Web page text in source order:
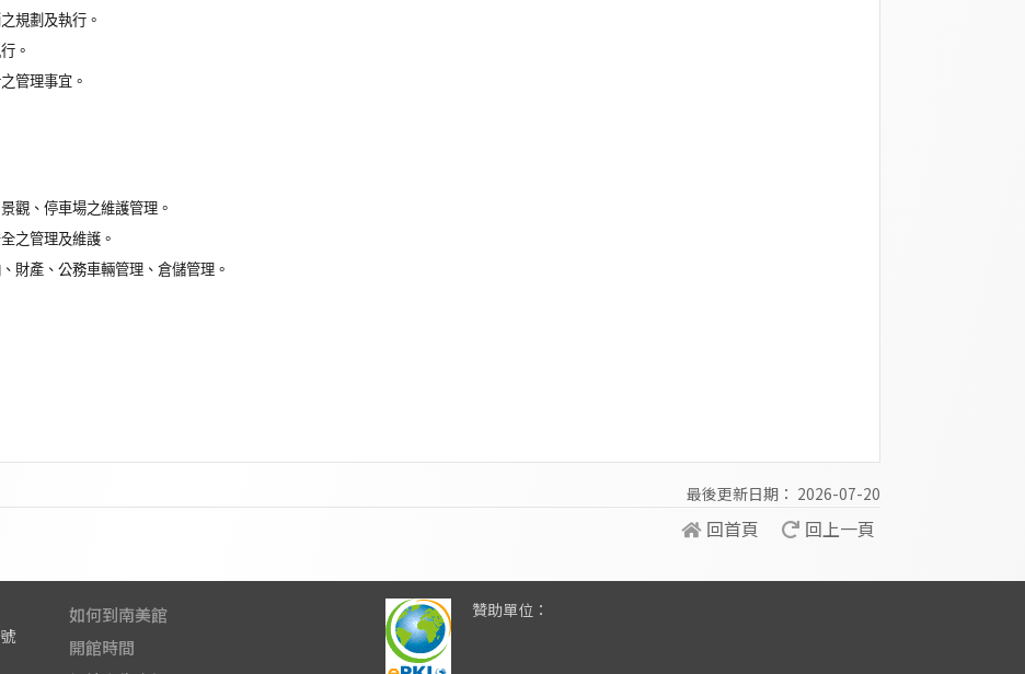
規劃及執行。
。
管理事宜。
觀、停車場之維護管理。
之管理及維護。
財產、公務車輛管理、倉儲管理。
最後更新日期： 2026-07-20
回首頁 回上一頁
如何到南美館
開館時間
贊助單位：